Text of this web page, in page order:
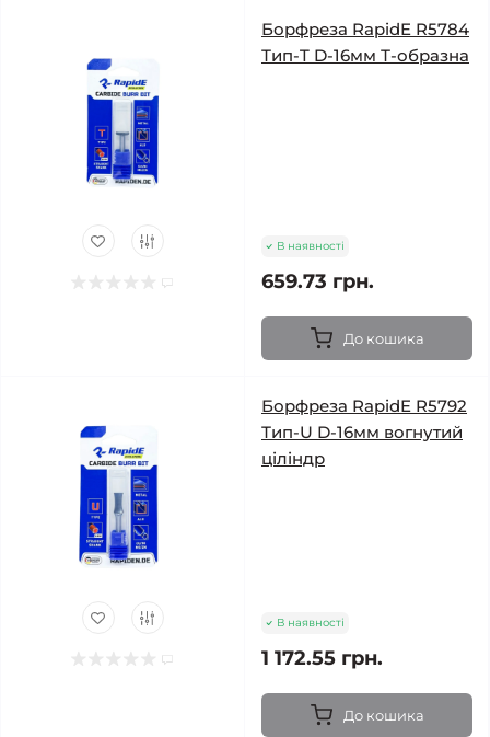
Борфреза RapidE R5784
Тип-T D-16мм Т-образна
В наявності
659.73 грн.
До кошика
Борфреза RapidE R5792
Тип-U D-16мм вогнутий
ціліндр
В наявності
1 172.55 грн.
До кошика